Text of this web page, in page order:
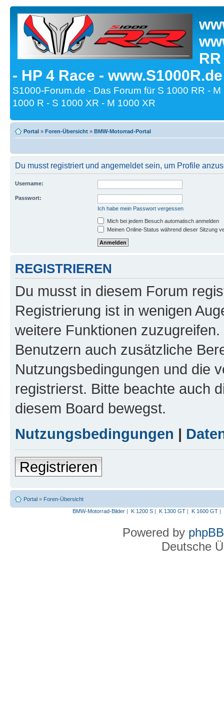
- HP 4 Race -
S1000-Forum.de - Das Forum für S 1000 RR -
1000 R - S 1000 XR - M 1000 XR
Portal » Foren-Übersicht » BMW-Motorrad-Portal
Du musst registriert und angemeldet sein, um Profile
Username:
Passwort:
Ich habe mein Passwort vergessen
Mich bei jedem Besuch automatisch anmelden
Meinen Online-Status während dieser Sitzung
REGISTRIEREN
Du musst in diesem Forum
Registrierung ist in wenigen
weitere Funktionen
Benutzern auch zusätzliche
Nutzungsbedingungen und die
registrierst. Bitte beachte auch
diesem Board bewegst.
Nutzungsbedingungen |
Registrieren
Portal » Foren-Übersicht
BMW-Motorrad-Bilder| K 1200 S| K 1300 GT| K 1600 GT|
Powered by phpBB
Deutsche